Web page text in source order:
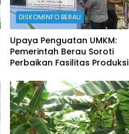
DISKOMINFO BERAU
Upaya Penguatan UMKM:
Pemerintah Berau Soroti
Perbaikan Fasilitas Produksi